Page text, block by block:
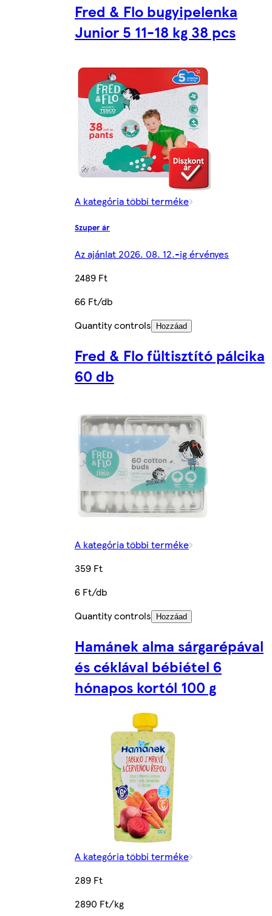
Fred & Flo bugyipelenka
Junior 5 11-18 kg 38 pcs
A kategória többi terméke
Szuper ár
Az ajánlat 2026. 08. 12.-ig érvényes
2489 Ft
66 Ft/db
Quantity controls
Hozzáad
Fred & Flo fültisztító pálcika
60 db
A kategória többi terméke
359 Ft
6 Ft/db
Quantity controls
Hozzáad
Hamánek alma sárgarépával
és céklával bébiétel 6
hónapos kortól 100 g
A kategória többi terméke
289 Ft
2890 Ft/kg